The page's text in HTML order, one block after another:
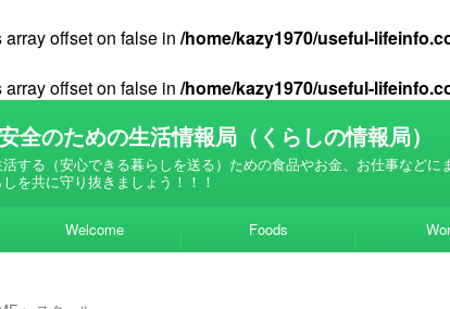
array offset on false in /home/kazy1970/useful-
array offset on false in /home/kazy1970/useful-
全のための生活情報局（くらしの情報局）
する（安心できる暮らしを送る）ための食品やお金、お仕事など
を共に守り抜きましょう！！！
Welcome Foods